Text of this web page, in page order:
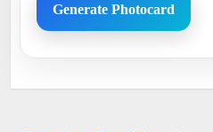
Generate Photocard